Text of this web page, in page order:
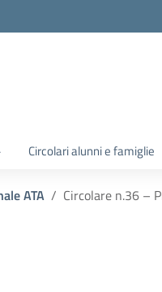
Circolari alunni e famiglie
ATA Circolare n.36 –